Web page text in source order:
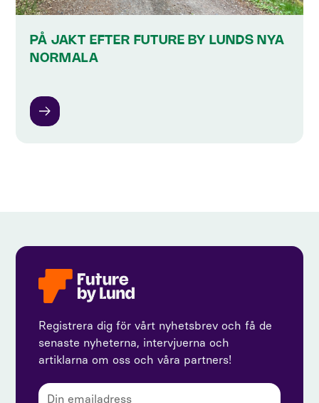
PÅ JAKT EFTER FUTURE BY LUNDS NYA
NORMALA
Registrera dig för vårt nyhetsbrev och få de
senaste nyheterna, intervjuerna och
artiklarna om oss och våra partners!